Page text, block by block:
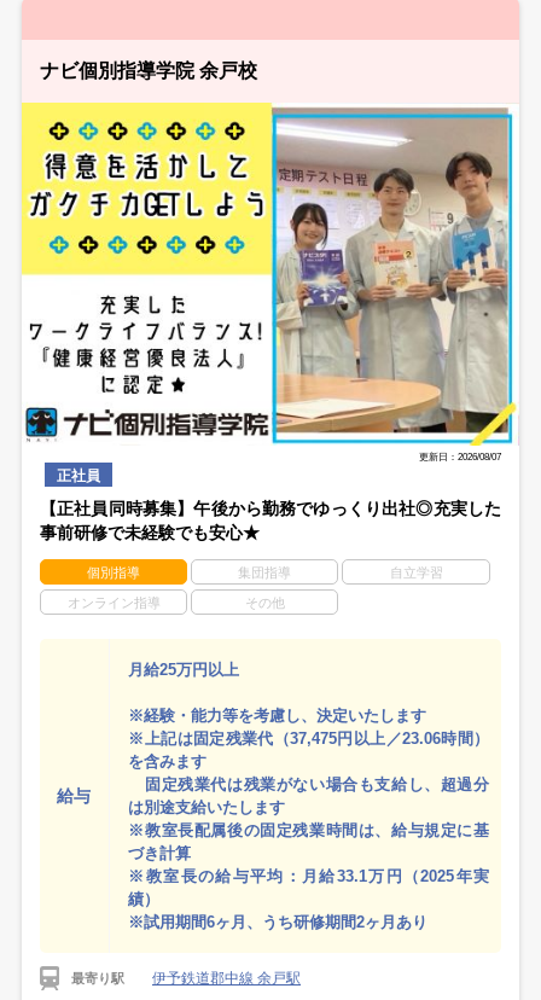
ナビ個別指導学院 余戸校
更新日：2026/08/07
正社員
【正社員同時募集】午後から勤務でゆっくり出社◎充実した
事前研修で未経験でも安心★
個別指導 集団指導 自立学習
オンライン指導 その他
給与
月給25万円以上
※経験・能力等を考慮し、決定いたします
※上記は固定残業代（37,475円以上／23.06時間）
を含みます
固定残業代は残業がない場合も支給し、超過分
は別途支給いたします
※教室長配属後の固定残業時間は、給与規定に基
づき計算
※教室長の給与平均：月給33.1万円（2025年実
績）
※試用期間6ヶ月、うち研修期間2ヶ月あり
最寄り駅 伊予鉄道郡中線 余戸駅